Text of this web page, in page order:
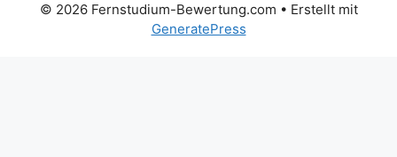
© 2026 Fernstudium-Bewertung.com • Erstellt mit
GeneratePress